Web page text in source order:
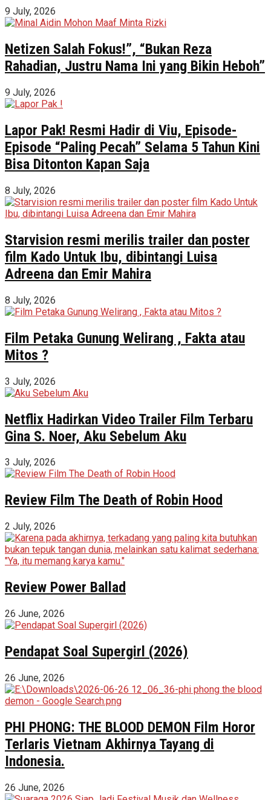
9 July, 2026
Netizen Salah Fokus!”, “Bukan Reza
Rahadian, Justru Nama Ini yang Bikin Heboh”
9 July, 2026
Lapor Pak! Resmi Hadir di Viu, Episode-
Episode “Paling Pecah” Selama 5 Tahun Kini
Bisa Ditonton Kapan Saja
8 July, 2026
Starvision resmi merilis trailer dan poster
film Kado Untuk Ibu, dibintangi Luisa
Adreena dan Emir Mahira
8 July, 2026
Film Petaka Gunung Welirang , Fakta atau
Mitos ?
3 July, 2026
Netflix Hadirkan Video Trailer Film Terbaru
Gina S. Noer, Aku Sebelum Aku
3 July, 2026
Review Film The Death of Robin Hood
2 July, 2026
Review Power Ballad
26 June, 2026
Pendapat Soal Supergirl (2026)
26 June, 2026
PHI PHONG: THE BLOOD DEMON Film Horor
Terlaris Vietnam Akhirnya Tayang di
Indonesia.
26 June, 2026